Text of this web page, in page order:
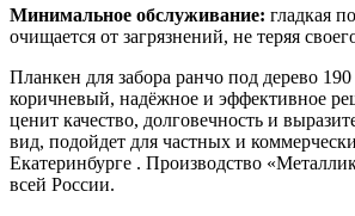
Минимальное обслуживание: гладкая
очищается от загрязнений, не теряя
Планкен для забора ранчо под дерево
коричневый, надёжное и эффективное
ценит качество, долговечность и
вид, подойдет для частных и
Екатеринбурге . Производство
всей России.